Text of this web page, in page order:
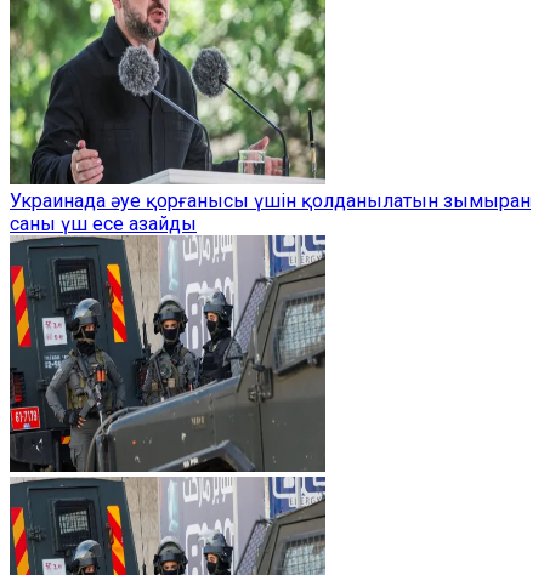
Украинада әуе қорғанысы үшін қолданылатын зымыран
саны үш есе азайды